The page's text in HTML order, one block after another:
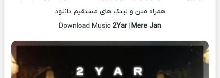
همراه متن و لینک های مستقیم دانلود
Download Music
2Yar|Mere Jan